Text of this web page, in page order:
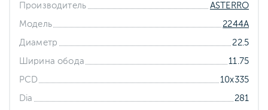
Производитель ASTERRO
Модель 2244A
Диаметр 22.5
Ширина обода 11.75
PCD 10x335
Dia 281